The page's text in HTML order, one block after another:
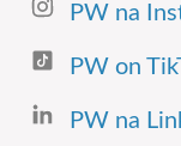
PW na
PW on
PW na